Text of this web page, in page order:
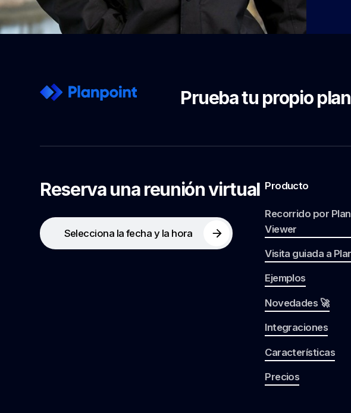
Prueba tu propio
Reserva una reunión virtual
Selecciona la fecha y la hora
Producto
Recorrido por
Viewer
Visita guiada a
Ejemplos
Novedades 🚀
Integraciones
Características
Precios